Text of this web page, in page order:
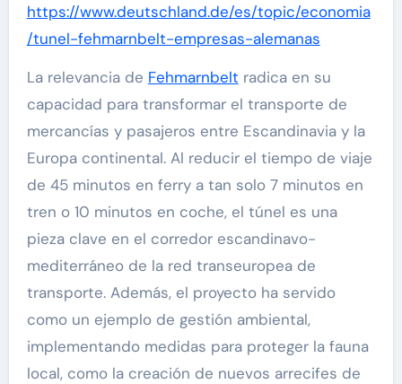
https://www.deutschland.de/es/topic/economia
/tunel-fehmarnbelt-empresas-alemanas
La relevancia de Fehmarnbelt radica en su
capacidad para transformar el transporte de
mercancías y pasajeros entre Escandinavia y la
Europa continental. Al reducir el tiempo de viaje
de 45 minutos en ferry a tan solo 7 minutos en
tren o 10 minutos en coche, el túnel es una
pieza clave en el corredor escandinavo-
mediterráneo de la red transeuropea de
transporte. Además, el proyecto ha servido
como un ejemplo de gestión ambiental,
implementando medidas para proteger la fauna
local, como la creación de nuevos arrecifes de